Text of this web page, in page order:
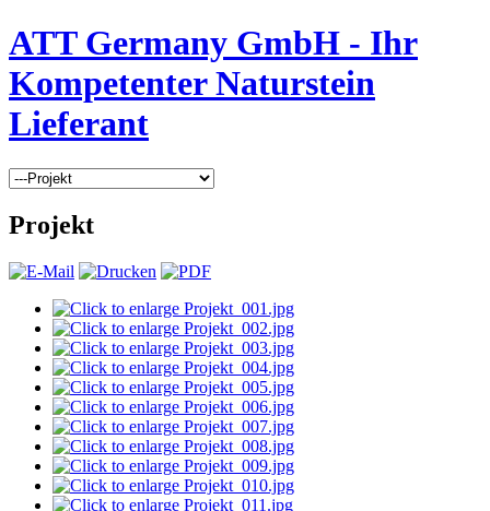
ATT Germany GmbH - Ihr
Kompetenter Naturstein
Lieferant
Projekt